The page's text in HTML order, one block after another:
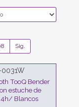
Sig.
TooQ Bender
estuche de
Blancos